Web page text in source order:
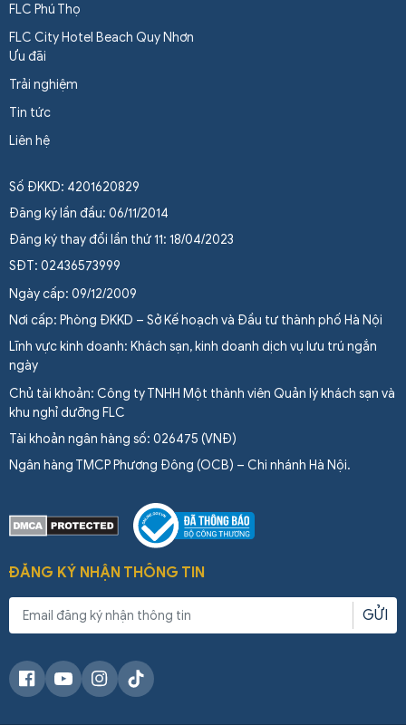
FLC Phú Thọ
FLC City Hotel Beach Quy Nhơn
Ưu đãi
Trải nghiệm
Tin tức
Liên hệ
Số ĐKKD: 4201620829
Đăng ký lần đầu: 06/11/2014
Đăng ký thay đổi lần thứ 11: 18/04/2023
SĐT: 02436573999
Ngày cấp: 09/12/2009
Nơi cấp: Phòng ĐKKD – Sở Kế hoạch và Đầu tư thành phố Hà Nội
Lĩnh vực kinh doanh: Khách sạn, kinh doanh dịch vụ lưu trú ngắn
ngày
Chủ tài khoản: Công ty TNHH Một thành viên Quản lý khách sạn và
khu nghỉ dưỡng FLC
Tài khoản ngân hàng số: 026475 (VNĐ)
Ngân hàng TMCP Phương Đông (OCB) – Chi nhánh Hà Nội.
ĐĂNG KÝ NHẬN THÔNG TIN
GỬI